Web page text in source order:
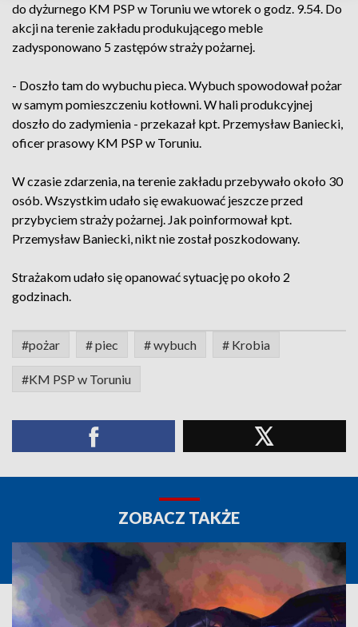
do dyżurnego KM PSP w Toruniu we wtorek o godz. 9.54. Do
akcji na terenie zakładu produkującego meble
zadysponowano 5 zastępów straży pożarnej.
- Doszło tam do wybuchu pieca. Wybuch spowodował pożar
w samym pomieszczeniu kotłowni. W hali produkcyjnej
doszło do zadymienia - przekazał kpt. Przemysław Baniecki,
oficer prasowy KM PSP w Toruniu.
W czasie zdarzenia, na terenie zakładu przebywało około 30
osób. Wszystkim udało się ewakuować jeszcze przed
przybyciem straży pożarnej. Jak poinformował kpt.
Przemysław Baniecki, nikt nie został poszkodowany.
Strażakom udało się opanować sytuację po około 2
godzinach.
#pożar # piec # wybuch # Krobia
#KM PSP w Toruniu
ZOBACZ TAKŻE